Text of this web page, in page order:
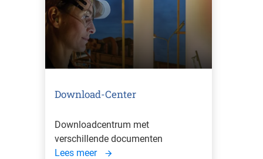
Download-Center
Downloadcentrum met
verschillende documenten
Lees meer